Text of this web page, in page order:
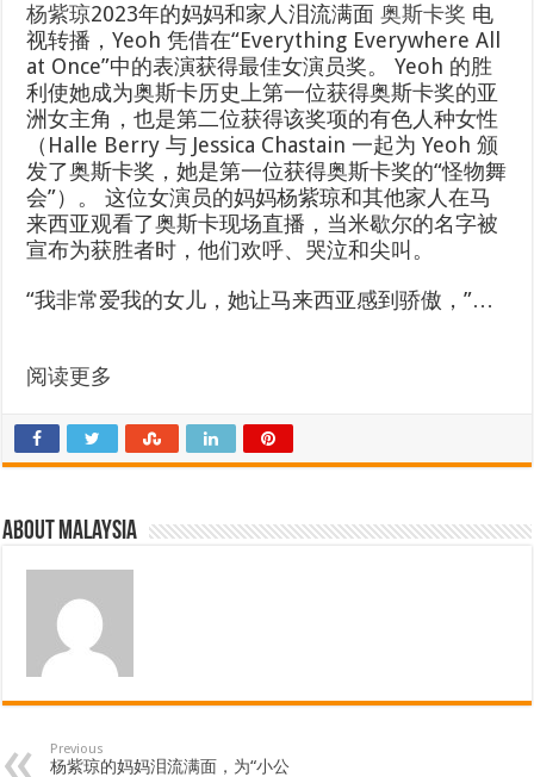
杨紫琼2023年的妈妈和家人泪流满面奥斯卡奖 电
视转播，Yeoh 凭借在“Everything Everywhere All
at Once”中的表演获得最佳女演员奖。 Yeoh 的胜
利使她成为奥斯卡历史上第一位获得奥斯卡奖的亚
洲女主角，也是第二位获得该奖项的有色人种女性
（Halle Berry 与 Jessica Chastain 一起为 Yeoh 颁
发了奥斯卡奖，她是第一位获得奥斯卡奖的“怪物舞
会”）。 这位女演员的妈妈杨紫琼和其他家人在马
来西亚观看了奥斯卡现场直播，当米歇尔的名字被
宣布为获胜者时，他们欢呼、哭泣和尖叫。
“我非常爱我的女儿，她让马来西亚感到骄傲，”…
阅读更多
About Malaysia
Previous
杨紫琼的妈妈泪流满面，为“小公